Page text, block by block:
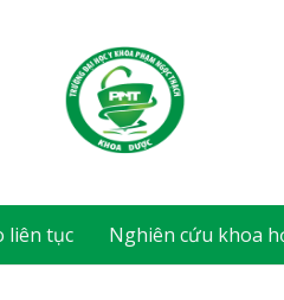
liên tục Nghiên cứu khoa